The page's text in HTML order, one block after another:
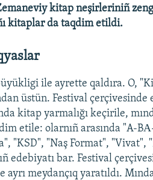
kitap neşirleriniñ
kitaplar da taqdim etildi.
ile ayrette qaldıra. O,
üstün. Festival çerçivesinde
kitap yarmalığı keçirile,
etile: olarnıñ arasında
"KSD", "Naş Format",
edebiyatı bar. Festival
ayrı meydançıq yaratıldı.